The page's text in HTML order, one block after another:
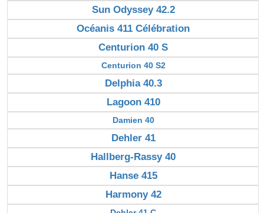
Sun Odyssey 42.2
Océanis 411 Célébration
Centurion 40 S
Centurion 40 S2
Delphia 40.3
Lagoon 410
Damien 40
Dehler 41
Hallberg-Rassy 40
Hanse 415
Harmony 42